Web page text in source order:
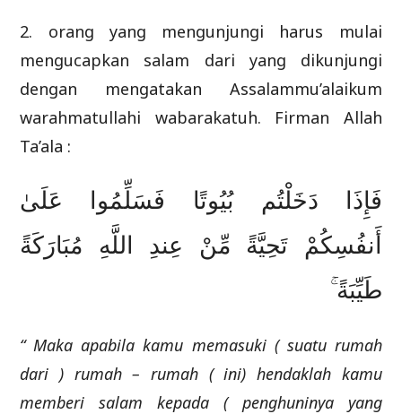
2. orang yang mengunjungi harus mulai
mengucapkan salam dari yang dikunjungi
dengan mengatakan Assalammu’alaikum
warahmatullahi wabarakatuh. Firman Allah
Ta’ala :
فَإِذَا دَخَلْتُم بُيُوتًا فَسَلِّمُوا عَلَىٰ
أَنفُسِكُمْ تَحِيَّةً مِّنْ عِندِ اللَّهِ مُبَارَكَةً
طَيِّبَةً ۚ
“ Maka apabila kamu memasuki ( suatu rumah
dari ) rumah – rumah ( ini) hendaklah kamu
memberi salam kepada ( penghuninya yang